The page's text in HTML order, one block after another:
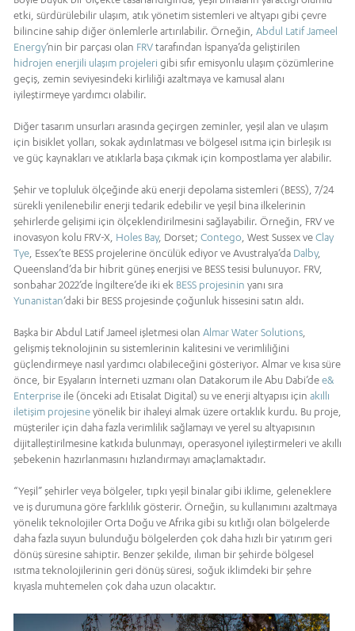
etki, sürdürülebilir ulaşım, atık yönetim sistemleri ve altyapı gibi çevre
bilincine sahip diğer önlemlerle artırılabilir. Örneğin, Abdul Latif Jameel
Energy’nin bir parçası olan FRVtarafından İspanya’da geliştirilen
hidrojen enerjili ulaşım projeleri gibi sıfır emisyonlu ulaşım çözümlerine
geçiş, zemin seviyesindeki kirliliği azaltmaya ve kamusal alanı
iyileştirmeye yardımcı olabilir.
Diğer tasarım unsurları arasında geçirgen zeminler, yeşil alan ve ulaşım
için bisiklet yolları, sokak aydınlatması ve bölgesel ısıtma için birleşik ısı
ve güç kaynakları ve atıklarla başa çıkmak için kompostlama yer alabilir.
Şehir ve topluluk ölçeğinde akü enerji depolama sistemleri (BESS), 7/24
sürekli yenilenebilir enerji tedarik edebilir ve yeşil bina ilkelerinin
şehirlerde gelişimi için ölçeklendirilmesini sağlayabilir. Örneğin, FRV ve
inovasyon kolu FRV-X, Holes Bay, Dorset; Contego , West Sussex veClay
Tye , Essex’te BESS projelerine öncülük ediyor ve Avustralya’da Dalby,
Queensland’da bir hibrit güneş enerjisi ve BESS tesisi bulunuyor. FRV,
sonbahar 2022’de İngiltere’de iki ek BESS projesinin yanı sıra
Yunanistan’daki bir BESS projesinde çoğunluk hissesini satın aldı.
Başka bir Abdul Latif Jameel işletmesi olan Almar Water Solutions
gelişmiş teknolojinin su sistemlerinin kalitesini ve verimliliğini
güçlendirmeye nasıl yardımcı olabileceğini gösteriyor. Almar ve kısa süre
önce, bir Eşyaların İnterneti uzmanı olan Datakorum ile Abu Dabi’dee&
Enterprise ile (önceki adı Etisalat Digital) su ve enerji altyapısı için akıllı
iletişim projesineyönelik bir ihaleyi almak üzere ortaklık kurdu. Bu proje,
müşteriler için daha fazla verimlilik sağlamayı ve yerel su altyapısının
dijitalleştirilmesine katkıda bulunmayı, operasyonel iyileştirmeleri ve akıllı
şebekenin hazırlanmasını hızlandırmayı amaçlamaktadır.
“Yeşil” şehirler veya bölgeler, tıpkı yeşil binalar gibi iklime, geleneklere
ve iş durumuna göre farklılık gösterir. Örneğin, su kullanımını azaltmaya
yönelik teknolojiler Orta Doğu ve Afrika gibi su kıtlığı olan bölgelerde
daha fazla suyun bulunduğu bölgelerden çok daha hızlı bir yatırım geri
dönüş süresine sahiptir. Benzer şekilde, ılıman bir şehirde bölgesel
ısıtma teknolojilerinin geri dönüş süresi, soğuk iklimdeki bir şehre
kıyasla muhtemelen çok daha uzun olacaktır.